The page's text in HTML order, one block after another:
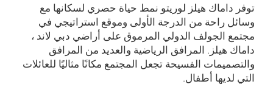
توفر داماك هيلز لوريتو نمط حياة حصري لسكانها مع
وسائل راحة من الدرجة الأولى وموقع استراتيجي في
مجتمع الجولف الدولي المرموق على أراضي دبي لاند ،
داماك هيلز. المرافق الرياضية والعديد من المرافق
والتصميمات الفسيحة تجعل المجتمع مكانًا مثاليًا للعائلات
التي لديها أطفال.